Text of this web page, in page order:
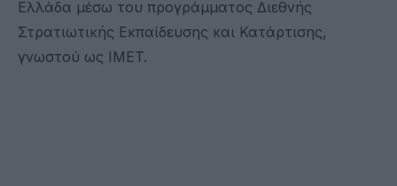
Ελλάδα μέσω του προγράμματος Διεθνής
Στρατιωτικής Εκπαίδευσης και Κατάρτισης,
γνωστού ως IMET.